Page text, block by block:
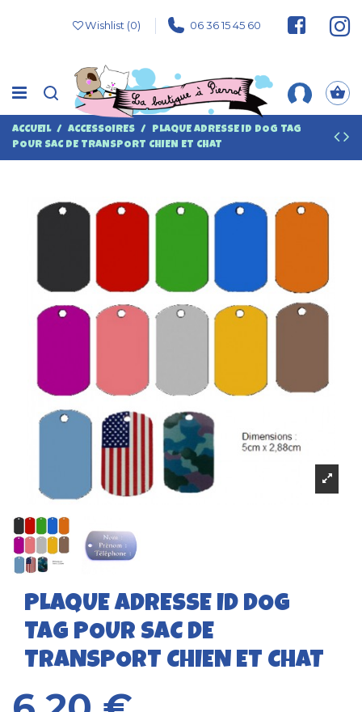
Wishlist (0) 06 36 15 45 60
ACCUEIL ACCESSOIRES
PLAQUE ADRESSE ID DOG TAG
POUR SAC DE TRANSPORT CHIEN ET CHAT
PLAQUE ADRESSE ID DOG
TAG POUR SAC DE
TRANSPORT CHIEN ET CHAT